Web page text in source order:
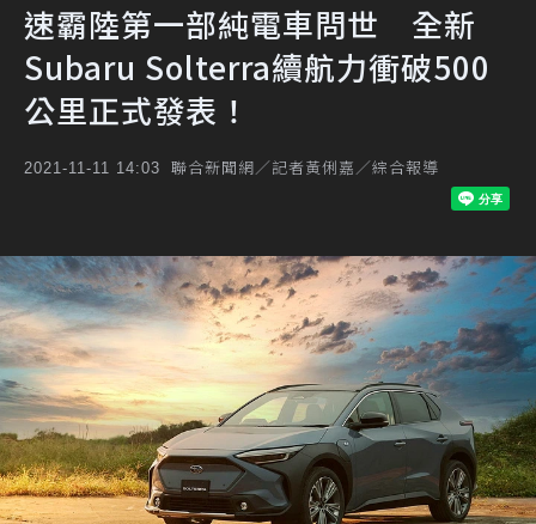
速霸陸第一部純電車問世 全新
Subaru Solterra續航力衝破500
公里正式發表！
2021-11-11 14:03 聯合新聞網／記者黃俐嘉／綜合報導